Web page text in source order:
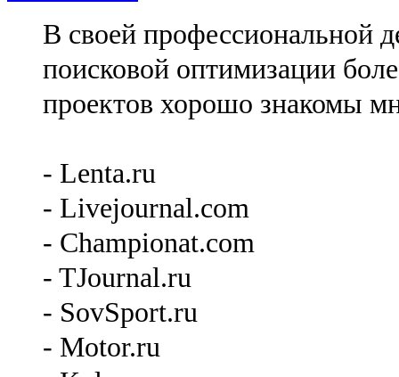
В своей профессиональной
поисковой оптимизации
проектов хорошо знакомы
- Lenta.ru
- Livejournal.com
- Championat.com
- TJournal.ru
- SovSport.ru
- Motor.ru